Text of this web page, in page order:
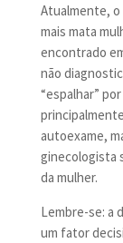
Atualmente, o
mais mata
encontrado
não
“espalhar”
autoexame,
ginecologista
da mulher.
Lembre-se: a
um fator